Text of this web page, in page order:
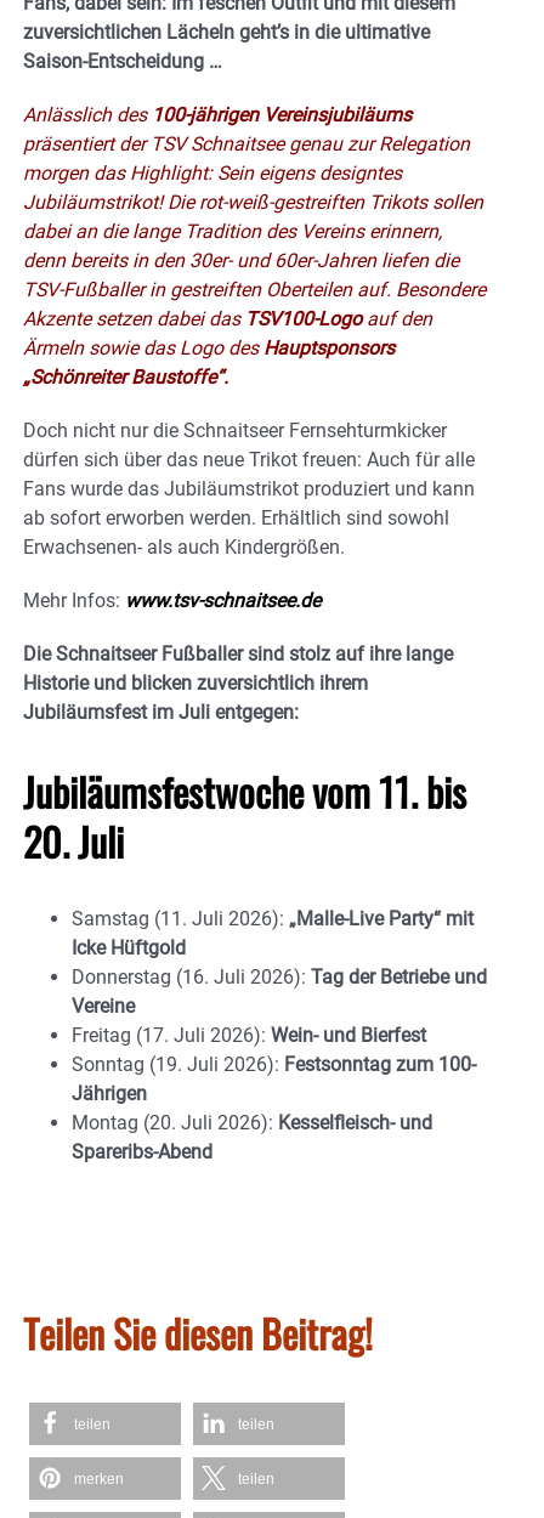
zuversichtlichen Lächeln geht’s in die ultimative
Saison-Entscheidung …
Anlässlich des100-jährigen Vereinsjubiläums
präsentiert der TSV Schnaitsee genau zur Relegation
morgen das Highlight: Sein eigens designtes
Jubiläumstrikot! Die rot-weiß-gestreiften Trikots sollen
dabei an die lange Tradition des Vereins erinnern,
denn bereits in den 30er- und 60er-Jahren liefen die
TSV-Fußballer in gestreiften Oberteilen auf. Besondere
Akzente setzen dabei das TSV100-Logoauf den
Ärmeln sowie das Logo des Hauptsponsors
„Schönreiter Baustoffe“.
Doch nicht nur die Schnaitseer Fernsehturmkicker
dürfen sich über das neue Trikot freuen: Auch für alle
Fans wurde das Jubiläumstrikot produziert und kann
ab sofort erworben werden. Erhältlich sind sowohl
Erwachsenen- als auch Kindergrößen.
Mehr Infos: www.tsv-schnaitsee.de
Die Schnaitseer Fußballer sind stolz auf ihre lange
Historie und blicken zuversichtlich ihrem
Jubiläumsfest im Juli entgegen:
Jubiläumsfestwoche vom 11. bis
20. Juli
Samstag (11. Juli 2026): „Malle-Live Party“ mit
Icke Hüftgold
Donnerstag (16. Juli 2026): Tag der Betriebe und
Vereine
Freitag (17. Juli 2026): Wein- und Bierfest
Sonntag (19. Juli 2026): Festsonntag zum 100-
Jährigen
Montag (20. Juli 2026): Kesselfleisch- und
Spareribs-Abend
Teilen Sie diesen Beitrag!
teilen teilen
merken teilen